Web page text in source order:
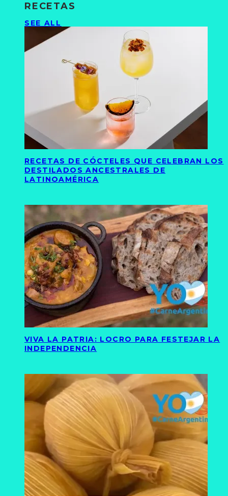
RECETAS
SEE ALL
RECETAS DE CÓCTELES QUE CELEBRAN LOS
DESTILADOS ANCESTRALES DE
LATINOAMÉRICA
VIVA LA PATRIA: LOCRO PARA FESTEJAR LA
INDEPENDENCIA